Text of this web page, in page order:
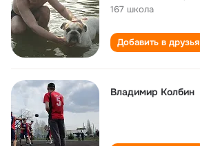
167 школа
Добавить в друзья
Владимир Колбин